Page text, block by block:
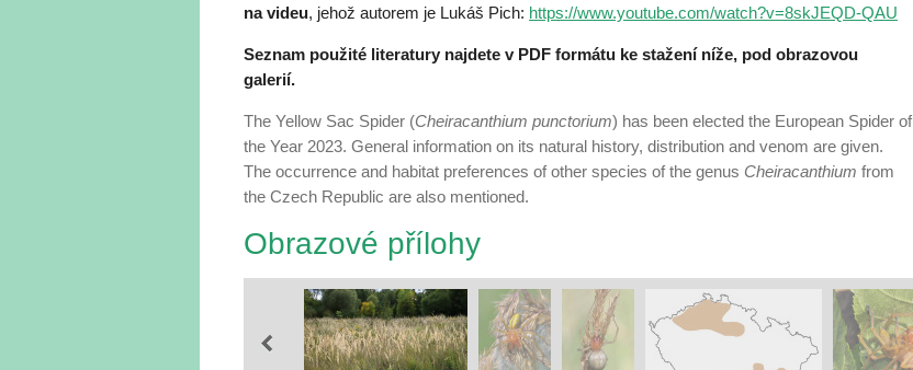
na videu, jehož autorem je Lukáš Pich: https://www.youtube.com/watch?v=8skJEQD-QAU
Seznam použité literatury najdete v PDF formátu ke stažení níže, pod obrazovou
galerií.
The Yellow Sac Spider (Cheiracanthium punctorium) has been elected the European Spider of
the Year 2023. General information on its natural history, distribu­tion and venom are given.
The occurrence and habitat preferences of other species of the genus Cheiracanthium from
the Czech Republic are also mentioned.
Obrazové přílohy